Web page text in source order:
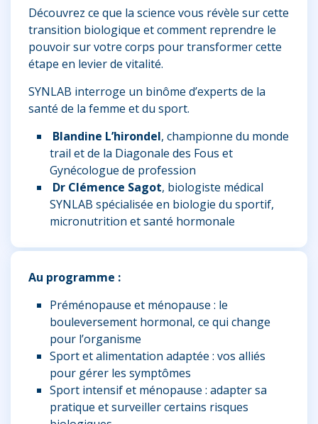
Découvrez ce que la science vous révèle sur cette
transition biologique et comment reprendre le
pouvoir sur votre corps pour transformer cette
étape en levier de vitalité.
SYNLAB interroge un binôme d’experts de la
santé de la femme et du sport.
Blandine L’hirondel, championne du monde
trail et de la Diagonale des Fous et
Gynécologue de profession
Dr Clémence Sagot, biologiste médical
SYNLAB spécialisée en biologie du sportif,
micronutrition et santé hormonale
Au programme :
Préménopause et ménopause : le
bouleversement hormonal, ce qui change
pour l’organisme
Sport et alimentation adaptée : vos alliés
pour gérer les symptômes
Sport intensif et ménopause : adapter sa
pratique et surveiller certains risques